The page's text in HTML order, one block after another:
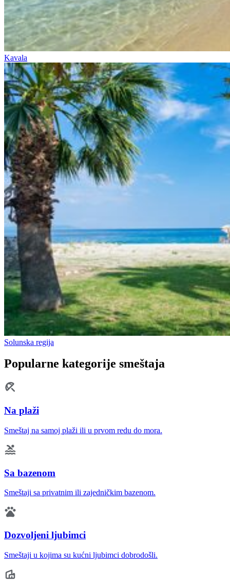
Kavala
Solunska regija
Popularne kategorije smeštaja
Na plaži
Smeštaj na samoj plaži ili u prvom redu do mora.
Sa bazenom
Smeštaji sa privatnim ili zajedničkim bazenom.
Dozvoljeni ljubimci
Smeštaji u kojima su kućni ljubimci dobrodošli.